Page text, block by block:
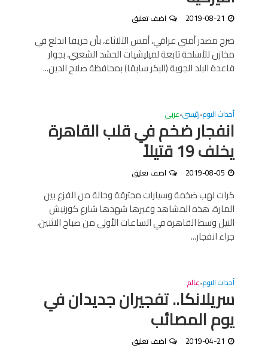
2019-08-21 اضف تعليق
صرح مصدر أمني عراقي، أمس الثلاثاء، بأن حريقا اندلع في
مخازن للأسلحة تابعة لميليشيات الحشد الشعبي، بجوار
قاعدة البلد الجوية (البكر سابقا) بمحافظة صلاح الدين...
أحداث اليوم•رئيسى•عربى
انفجار ضخم في قلب القاهرة
يخلف 19 قتيلاً
2019-08-05 اضف تعليق
كرات لهب ضخمة وسيارات محترقة وحالة من الفزع بين
المارة، هذه المشاهد وغيرها شهدها شارع كورنيش
النيل وسط القاهرة في الساعات الأولى من صباح الاثنين،
جراء انفجار...
أحداث اليوم•عالم
سريلانكا.. تفجيران جديدان في
يوم المصائب
2019-04-21 اضف تعليق